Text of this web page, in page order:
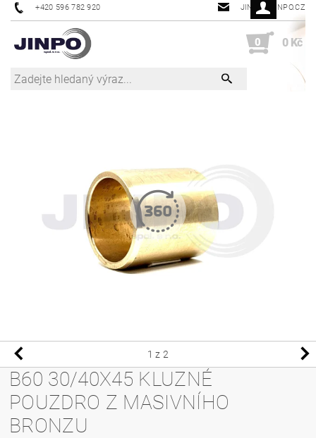
+420 596 782 920 JINPO@JINPO.CZ
0 0 Kč
1 z 2
B60 30/40X45 KLUZNÉ
POUZDRO Z MASIVNÍHO
BRONZU